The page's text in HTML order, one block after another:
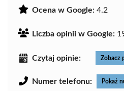
Ocena w Google: 4.2
Liczba opinii w Google:
Czytaj opinie: Zobacz
Numer telefonu: Pokaż